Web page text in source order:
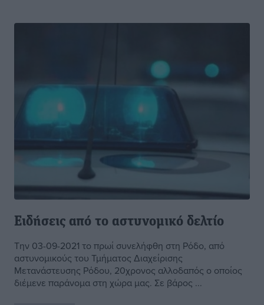
Ειδήσεις από το αστυνομικό δελτίο
Την 03-09-2021 το πρωί συνελήφθη στη Ρόδο, από
αστυνομικούς του Τμήματος Διαχείρισης
Μετανάστευσης Ρόδου, 20χρονος αλλοδαπός ο οποίος
διέμενε παράνομα στη χώρα μας. Σε βάρος ...